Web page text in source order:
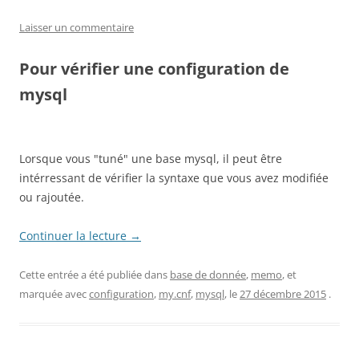
Laisser un commentaire
Pour vérifier une configuration de
mysql
Lorsque vous "tuné" une base mysql, il peut être
intérressant de vérifier la syntaxe que vous avez modifiée
ou rajoutée.
Continuer la lecture →
Cette entrée a été publiée dans base de donnée, memo, et
marquée avecconfiguration, my.cnf, mysql, le27 décembre 2015 .